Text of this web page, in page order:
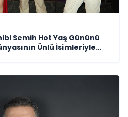
Semih Hot Yaş Gününü
Ünlü İsimleriyle